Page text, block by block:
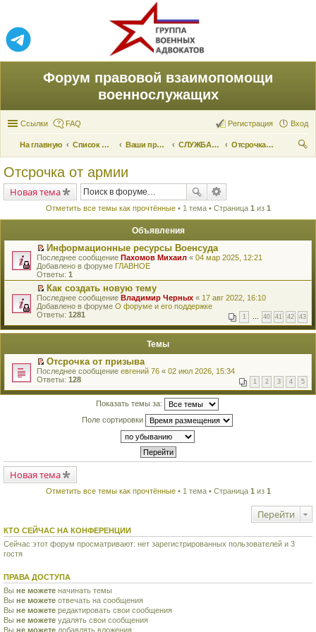
Форум правовой взаимопомощи
военнослужащих
Ссылки FAQ Вход
Регистрация
На главную Список форумов Ваши права и их реализация СЛУЖБА ПО ПРИЗЫВУ
Отсрочка от армии
Отсрочка от армии
Новая тема
Отметить все темы как прочтённые• 1 тема • Страница 1 из 1
Объявления
П
е
р
е
й
т
и
к
е
о
м
у
н
е
н
о
м
у
б
щ
е
Информационные ресурсы Военсуда
Последнее сообщение Пахомов Михаил « 04 мар 2025, 12:21
Добавлено в форуме ГЛАВНОЕ
Ответы: 1
П
е
р
й
к
п
е
р
в
о
ч
и
т
а
у
с
о
щ
е
н
и
ю
Как создать новую тему
Последнее сообщение Владимир Черных « 17 авг 2022, 16:10
Добавлено в форуме О форуме и его поддержке
Ответы: 1281 1 … 40 41 42 43
Темы
П
е
е
в
м
у
н
о
ч
и
н
о
м
у
с
о
Отсрочка от призыва
Последнее сообщение евгений 76 « 02 июл 2026, 15:34
Ответы: 128 1 2 3 4 5
Показать темы за:
Поле сортировки
Новая тема
Отметить все темы как прочтённые• 1 тема • Страница 1 из 1
Перейти
КТО СЕЙЧАС НА КОНФЕРЕНЦИИ
Сейчас этот форум просматривают: нет зарегистрированных пользователей и 3
гостя
ПРАВА ДОСТУПА
Вы не можете начинать темы
Вы не можете отвечать на сообщения
Вы не можете редактировать свои сообщения
Вы не можете удалять свои сообщения
Вы не можете добавлять вложения